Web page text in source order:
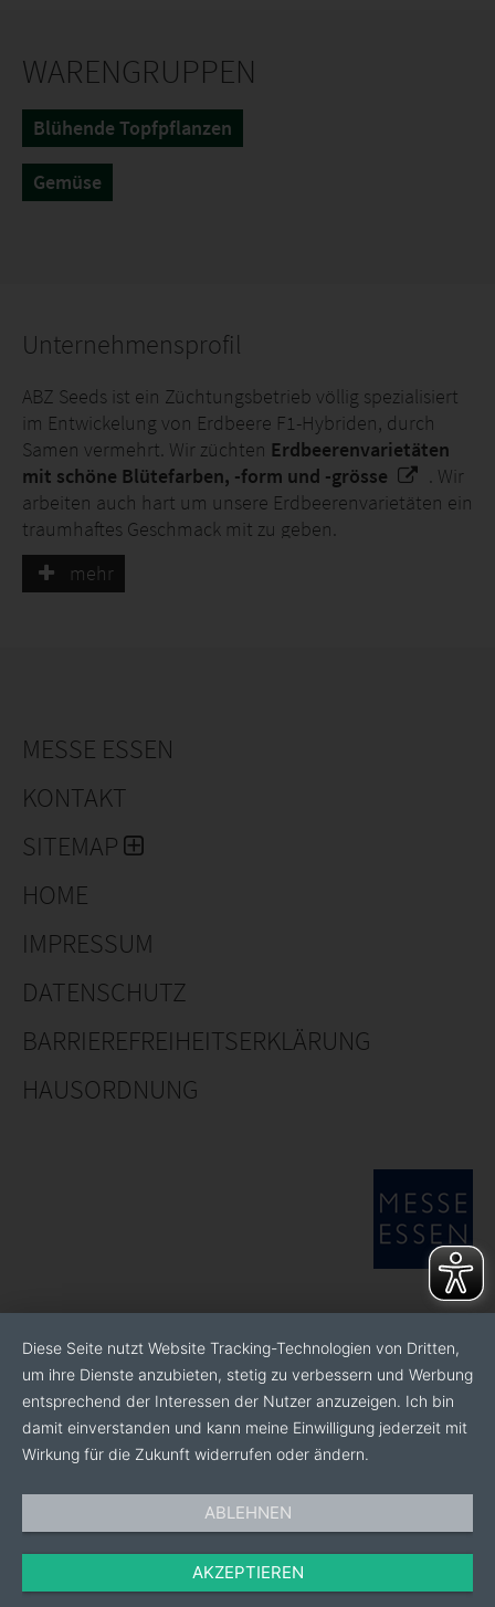
WARENGRUPPEN
Blühende Topfpflanzen
Gemüse
Unternehmensprofil
ABZ Seeds ist ein Züchtungsbetrieb völlig spezialisiert
im Entwickelung von Erdbeere F1-Hybriden, durch
Samen vermehrt. Wir züchten Erdbeerenvarietäten
mit schöne Blütefarben, -form und -grösse
. Wir
arbeiten auch hart um unsere Erdbeerenvarietäten ein
traumhaftes Geschmack mit zu geben.
Heutzutage haben wir ein Erdbeeren Assortiment von
mehr
MESSE ESSEN
KONTAKT
SITEMAP
HOME
IMPRESSUM
DATENSCHUTZ
BARRIEREFREIHEITSERKLÄRUNG
HAUSORDNUNG
Diese Seite nutzt Website Tracking-Technologien von Dritten,
um ihre Dienste anzubieten, stetig zu verbessern und Werbung
entsprechend der Interessen der Nutzer anzuzeigen. Ich bin
damit einverstanden und kann meine Einwilligung jederzeit mit
Wirkung für die Zukunft widerrufen oder ändern.
ABLEHNEN
AKZEPTIEREN